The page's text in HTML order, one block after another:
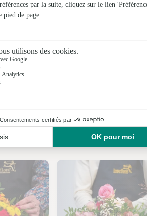
fleuristes à Chérizet